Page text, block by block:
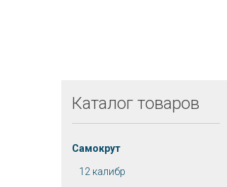
Каталог товаров
Самокрут
12 калибр